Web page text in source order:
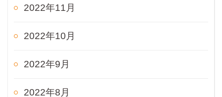
2022年11月
2022年10月
2022年9月
2022年8月